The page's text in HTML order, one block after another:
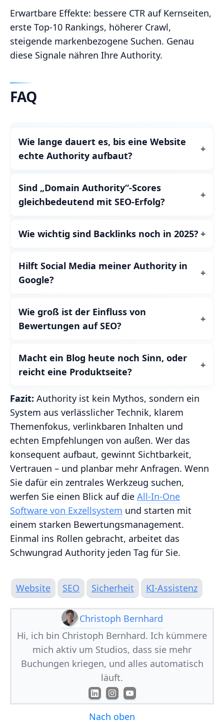
Erwartbare Effekte: bessere CTR auf Kernseiten,
erste Top‑10 Rankings, höherer Crawl,
steigende markenbezogene Suchen. Genau
diese Signale nähren Ihre Authority.
FAQ
Wie lange dauert es, bis eine Website
echte Authority aufbaut?
Sind „Domain Authority“-Scores
gleichbedeutend mit SEO-Erfolg?
Wie wichtig sind Backlinks noch in 2025?
Hilft Social Media meiner Authority in
Google?
Wie groß ist der Einfluss von
Bewertungen auf SEO?
Macht ein Blog heute noch Sinn, oder
reicht eine Produktseite?
Fazit: Authority ist kein Mythos, sondern ein
System aus verlässlicher Technik, klarem
Themenfokus, verlinkbaren Inhalten und
echten Empfehlungen von außen. Wer das
konsequent aufbaut, gewinnt Sichtbarkeit,
Vertrauen – und planbar mehr Anfragen. Wenn
Sie dafür ein zentrales Werkzeug suchen,
werfen Sie einen Blick auf die All‑In‑One
Software von Exzellsystem und starten mit
einem starken Bewertungsmanagement.
Einmal ins Rollen gebracht, arbeitet das
Schwungrad Authority jeden Tag für Sie.
Website SEO Sicherheit KI-Assistenz
Christoph Bernhard
Hi, ich bin Christoph Bernhard. Ich kümmere
mich aktiv um Studios, dass sie mehr
Buchungen kriegen, und alles automatisch
läuft.